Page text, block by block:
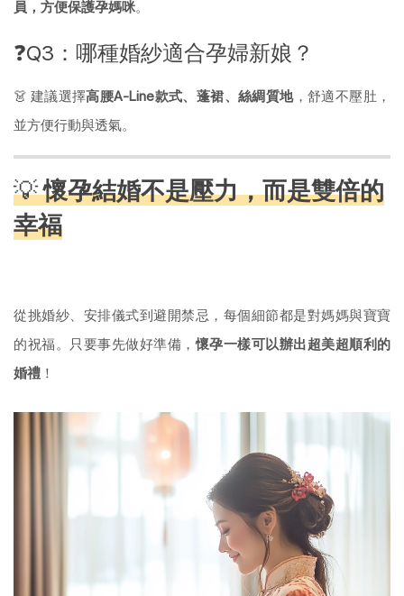
員，方便保護孕媽咪。
❓Q3：哪種婚紗適合孕婦新娘？
👗 建議選擇高腰A-Line款式、蓬裙、絲綢質地，舒適不壓肚，
並方便行動與透氣。
💡懷孕結婚不是壓力，而是雙倍的
幸福
從挑婚紗、安排儀式到避開禁忌，每個細節都是對媽媽與寶寶
的祝福。只要事先做好準備，懷孕一樣可以辦出超美超順利的
婚禮 ！